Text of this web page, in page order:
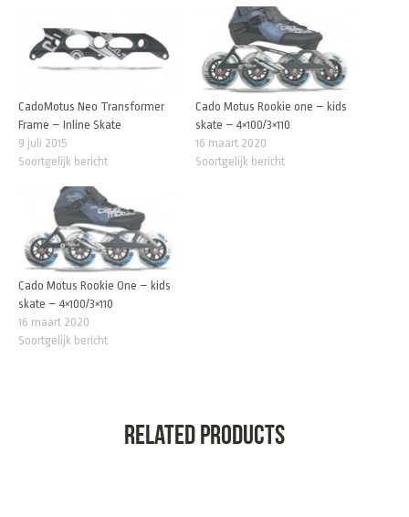
CadoMotus Neo Transformer
Frame – Inline Skate
9 juli 2015
Soortgelijk bericht
Cado Motus Rookie one – kids
skate – 4×100/3×110
16 maart 2020
Soortgelijk bericht
Cado Motus Rookie One – kids
skate – 4×100/3×110
16 maart 2020
Soortgelijk bericht
Related products